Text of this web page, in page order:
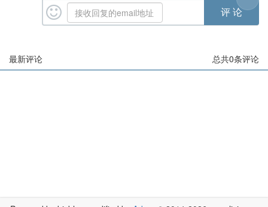
最新评论 总共0条评论